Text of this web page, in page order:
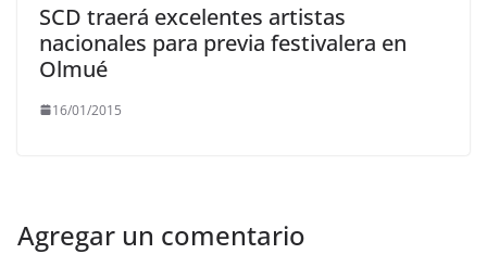
SCD traerá excelentes artistas
nacionales para previa festivalera en
Olmué
16/01/2015
Agregar un comentario